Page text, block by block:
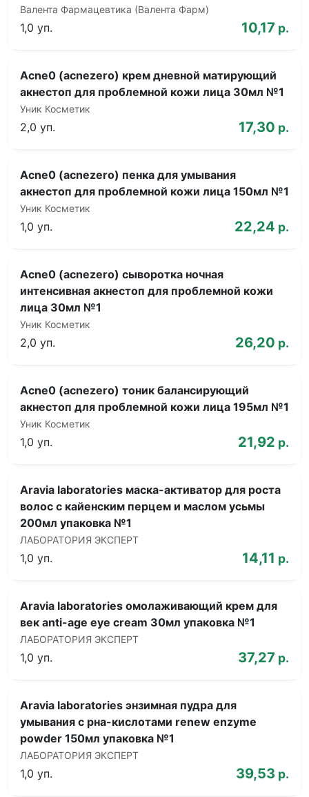
Валента Фармацевтика (Валента Фарм)
1,0 уп. 10,17 р.
Acne0 (acnezero) крем дневной матирующий
акнестоп для проблемной кожи лица 30мл №1
Уник Косметик
2,0 уп. 17,30 р.
Acne0 (acnezero) пенка для умывания
акнестоп для проблемной кожи лица 150мл №1
Уник Косметик
1,0 уп. 22,24 р.
Acne0 (acnezero) сыворотка ночная
интенсивная акнестоп для проблемной кожи
лица 30мл №1
Уник Косметик
2,0 уп. 26,20 р.
Acne0 (acnezero) тоник балансирующий
акнестоп для проблемной кожи лица 195мл №1
Уник Косметик
1,0 уп. 21,92 р.
Aravia laboratories маска-активатор для роста
волос с кайенским перцем и маслом усьмы
200мл упаковка №1
ЛАБОРАТОРИЯ ЭКСПЕРТ
1,0 уп. 14,11 р.
Aravia laboratories омолаживающий крем для
век anti-age eye cream 30мл упаковка №1
ЛАБОРАТОРИЯ ЭКСПЕРТ
1,0 уп. 37,27 р.
Aravia laboratories энзимная пудра для
умывания с рна-кислотами renew enzyme
powder 150мл упаковка №1
ЛАБОРАТОРИЯ ЭКСПЕРТ
1,0 уп. 39,53 р.